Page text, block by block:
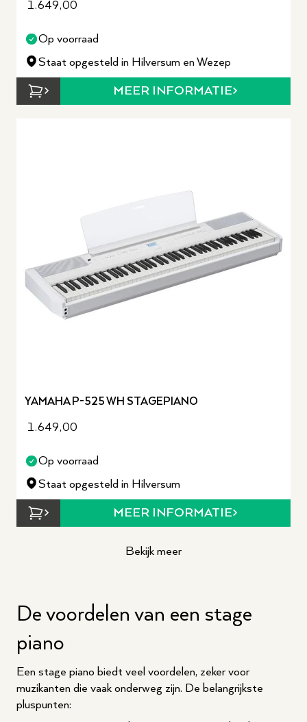
1.649,00
Op voorraad
Staat opgesteld in Hilversum en Wezep
MEER INFORMATIE
YAMAHA P-525 WH STAGEPIANO
1.649,00
Op voorraad
Staat opgesteld in Hilversum
MEER INFORMATIE
Bekijk meer
De voordelen van een stage
piano
Een stage piano biedt veel voordelen, zeker voor
muzikanten die vaak onderweg zijn. De belangrijkste
pluspunten: